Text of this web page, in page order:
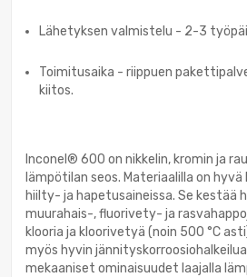
Lähetyksen valmistelu - 2-3
Toimitusaika - riippuen
kiitos.
Inconel® 600 on nikkelin, kromin ja
lämpötilan seos. Materiaalilla on
hiilty- ja hapetusaineissa. Se kestää
muurahais-, fluorivety- ja
klooria ja kloorivetyä (noin 500 °C
myös hyvin
mekaaniset ominaisuudet laajalla